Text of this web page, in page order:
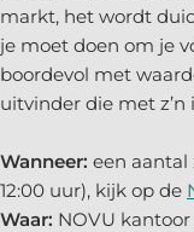
markt, het wordt
je moet doen om je
boordevol met
uitvinder die met z’n
Wanneer: een aantal
12:00 uur), kijk op de
Waar: NOVU